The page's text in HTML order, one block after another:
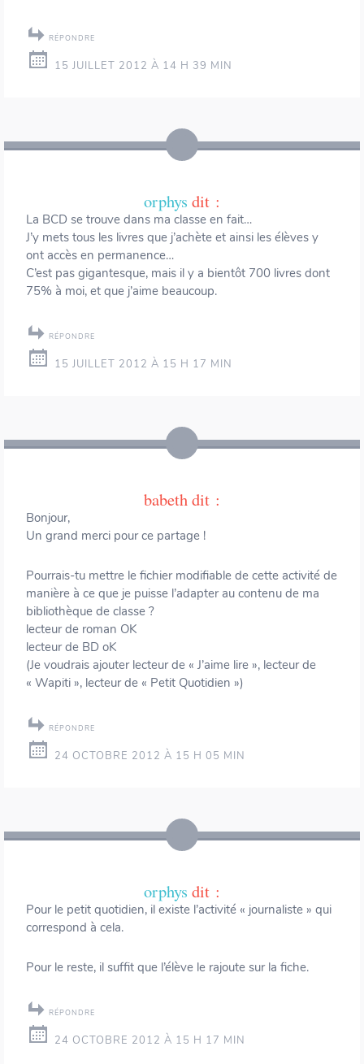
RÉPONDRE
15 JUILLET 2012 À 14 H 39 MIN
orphys dit :
La BCD se trouve dans ma classe en fait…
J’y mets tous les livres que j’achète et ainsi les élèves y
ont accès en permanence…
C’est pas gigantesque, mais il y a bientôt 700 livres dont
75% à moi, et que j’aime beaucoup.
RÉPONDRE
15 JUILLET 2012 À 15 H 17 MIN
babethdit :
Bonjour,
Un grand merci pour ce partage !
Pourrais-tu mettre le fichier modifiable de cette activité de
manière à ce que je puisse l’adapter au contenu de ma
bibliothèque de classe ?
lecteur de roman OK
lecteur de BD oK
(Je voudrais ajouter lecteur de « J’aime lire », lecteur de
« Wapiti », lecteur de « Petit Quotidien »)
RÉPONDRE
24 OCTOBRE 2012 À 15 H 05 MIN
orphys dit :
Pour le petit quotidien, il existe l’activité « journaliste » qui
correspond à cela.
Pour le reste, il suffit que l’élève le rajoute sur la fiche.
RÉPONDRE
24 OCTOBRE 2012 À 15 H 17 MIN